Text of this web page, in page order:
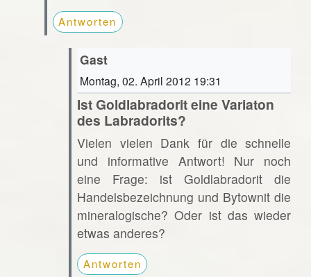
Antworten
Gast
Montag, 02. April 2012 19:31
Ist Goldlabradorit eine Variaton
des Labradorits?
Vielen vielen Dank für die schnelle
und informative Antwort! Nur noch
eine Frage: ist Goldlabradorit die
Handelsbezeichnung und Bytownit die
mineralogische? Oder ist das wieder
etwas anderes?
Antworten